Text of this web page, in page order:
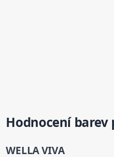
Hodnocení barev
WELLA VIVA